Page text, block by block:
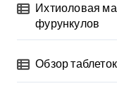
Ихтиоловая
фурункулов
Обзор